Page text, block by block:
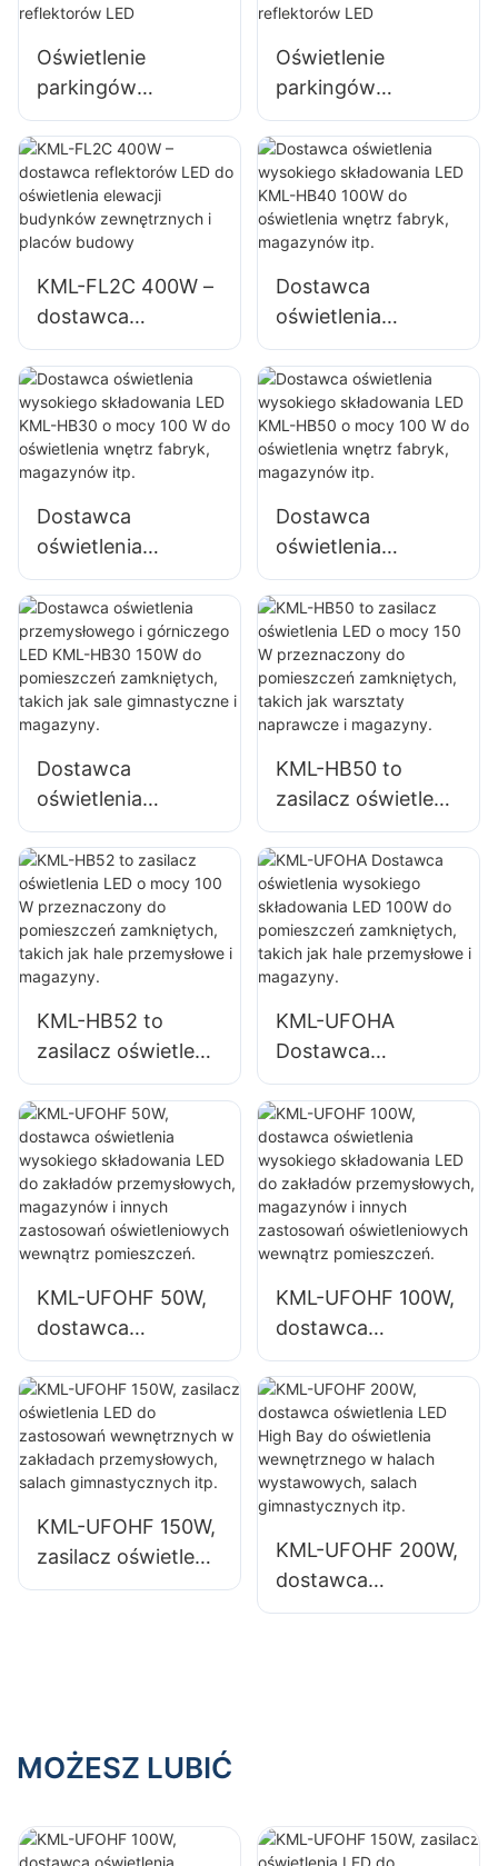
reklamowych
Oświetlenie
parkingów
zewnętrznych i
magazynów KML-
FL2C 200W
Dostawca
reflektorów LED
Oświetlenie
parkingów
zewnętrznych i
magazynów KML-
FL2C 240W
Dostawca
reflektorów LED
KML-FL2C 400W –
dostawca
reflektorów LED do
oświetlenia elewacji
budynków
zewnętrznych i
placów budowy
Dostawca
oświetlenia
wysokiego
składowania LED
KML-HB40 100W
do oświetlenia
wnętrz fabryk,
Dostawca
oświetlenia
wysokiego
składowania LED
KML-HB30 o mocy
100 W do
oświetlenia wnętrz
fabryk,
magazynów itp.
Dostawca
oświetlenia
wysokiego
składowania LED
KML-HB50 o mocy
100 W do
oświetlenia wnętrz
fabryk,
magazynów itp.
Dostawca
oświetlenia
przemysłowego i
górniczego LED
KML-HB30 150W
do pomieszczeń
zamkniętych,
takich jak sale
gimnastyczne i
magazyny.
KML-HB50 to
zasilacz oświetlenia
LED o mocy 150 W
przeznaczony do
pomieszczeń
zamkniętych,
takich jak
warsztaty
naprawcze i
magazyny.
KML-HB52 to
zasilacz oświetlenia
LED o mocy 100 W
przeznaczony do
pomieszczeń
zamkniętych,
takich jak hale
przemysłowe i
magazyny.
KML-UFOHA
Dostawca
oświetlenia
wysokiego
składowania LED
100W do
pomieszczeń
zamkniętych,
takich jak hale
przemysłowe i
magazyny.
KML-UFOHF 50W,
dostawca
oświetlenia
wysokiego
składowania LED
do zakładów
przemysłowych,
innych zastosowań
oświetleniowych
wewnątrz
KML-UFOHF 100W,
dostawca
oświetlenia
wysokiego
składowania LED
do zakładów
przemysłowych,
magazynów i
innych zastosowań
oświetleniowych
KML-UFOHF 150W,
zasilacz oświetlenia
LED do
gimnastycznych
KML-UFOHF 200W,
dostawca
oświetlenia LED
gimnastycznych
itp.
MOŻESZ LUBIĆ